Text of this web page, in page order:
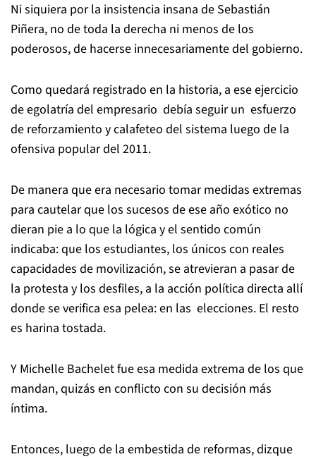
Ni siquiera por la insistencia insana de Sebastián
Piñera, no de toda la derecha ni menos de los
poderosos, de hacerse innecesariamente del gobierno.
Como quedará registrado en la historia, a ese ejercicio
de egolatría del empresario debía seguir un esfuerzo
de reforzamiento y calafeteo del sistema luego de la
ofensiva popular del 2011.
De manera que era necesario tomar medidas extremas
para cautelar que los sucesos de ese año exótico no
dieran pie a lo que la lógica y el sentido común
indicaba: que los estudiantes, los únicos con reales
capacidades de movilización, se atrevieran a pasar de
la protesta y los desfiles, a la acción política directa allí
donde se verifica esa pelea: en las elecciones. El resto
es harina tostada.
Y Michelle Bachelet fue esa medida extrema de los que
mandan, quizás en conflicto con su decisión más
íntima.
Entonces, luego de la embestida de reformas, dizque